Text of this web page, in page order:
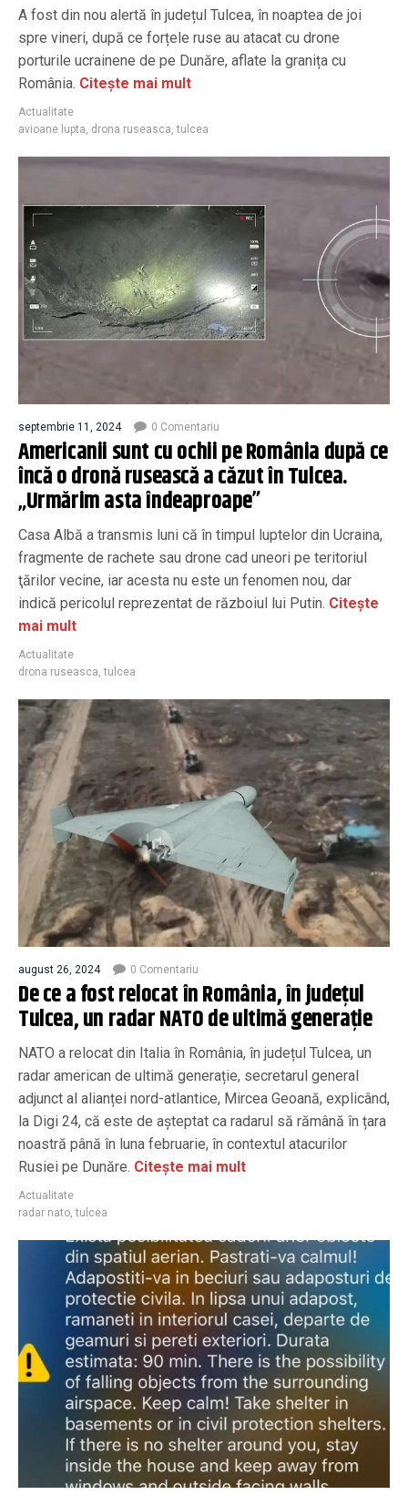
A fost din nou alertă în județul Tulcea, în noaptea de joi
spre vineri, după ce forțele ruse au atacat cu drone
porturile ucrainene de pe Dunăre, aflate la granița cu
România. Citește mai mult
Actualitate
avioane lupta, drona ruseasca,tulcea
septembrie 11, 2024 0 Comentariu
Americanii sunt cu ochii pe România după ce
încă o dronă rusească a căzut în Tulcea.
„Urmărim asta îndeaproape”
Casa Albă a transmis luni că în timpul luptelor din Ucraina,
fragmente de rachete sau drone cad uneori pe teritoriul
ţărilor vecine, iar acesta nu este un fenomen nou, dar
indică pericolul reprezentat de războiul lui Putin. Citește
mai mult
Actualitate
drona ruseasca,tulcea
august 26, 2024 0 Comentariu
De ce a fost relocat în România, în județul
Tulcea, un radar NATO de ultimă generație
NATO a relocat din Italia în România, în județul Tulcea, un
radar american de ultimă generație, secretarul general
adjunct al alianței nord-atlantice, Mircea Geoană, explicând,
la Digi 24, că este de așteptat ca radarul să rămână în țara
noastră până în luna februarie, în contextul atacurilor
Rusiei pe Dunăre. Citește mai mult
Actualitate
radar nato,tulcea